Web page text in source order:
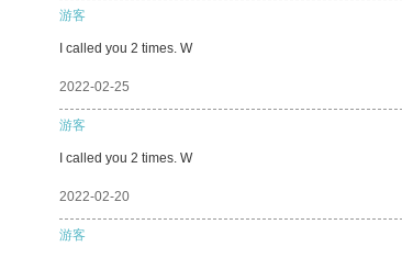
游客
I called you 2 times. W
2022-02-25
游客
I called you 2 times. W
2022-02-20
游客